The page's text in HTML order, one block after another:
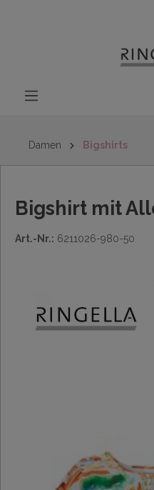
Damen Bigshirts
Bigshirt mit
Art.-Nr.: 6211026-980-50